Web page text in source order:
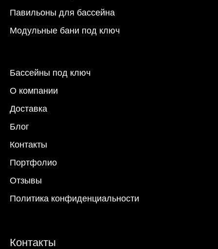
Павильоны для бассейна
Модульные бани под ключ
Бассейны под ключ
О компании
Доставка
Блог
Контакты
Портфолио
Отзывы
Политика конфиденциальности
Контакты